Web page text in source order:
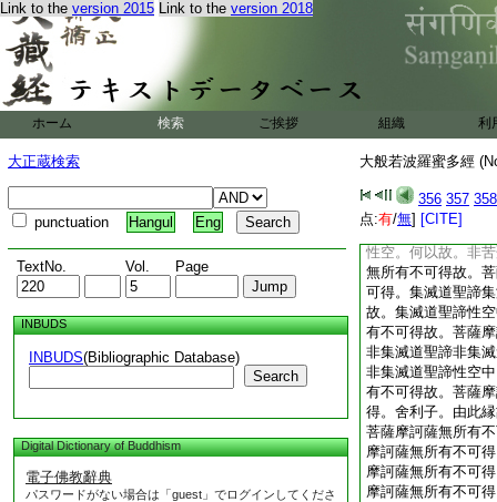
Link to the version 2015 Link to the version 2018
ホーム 検索 ご挨拶 組織 利
大正蔵検索
punctuation Hangul Eng
TextNo. Vol. Page
INBUDS
INBUDS(Bibliographic Database)
Search
Digital Dictionary of Buddhism
電子佛教辭典
パスワードがない場合は「guest」でログインしてくださ
大般若波羅蜜多經
356 357 358
点:有/無] [CITE]
故。菩薩摩訶薩亦
風空識界非水火風
非水火風空識界性
無所有不可得故。
菩薩摩訶薩無所有
訶薩無所有不可得
摩訶薩無所有不可
薩摩訶薩無所有不
舍利子。苦聖諦苦
諦性空中。苦聖諦
訶薩亦無所有不可
性空。何以故。非
無所有不可得故。
可得。集滅道聖諦
故。集滅道聖諦性
有不可得故。菩薩
非集滅道聖諦非集
非集滅道聖諦性空
有不可得故。菩薩
得。舍利子。由此
菩薩摩訶薩無所有
摩訶薩無所有不可
摩訶薩無所有不可
摩訶薩無所有不可得